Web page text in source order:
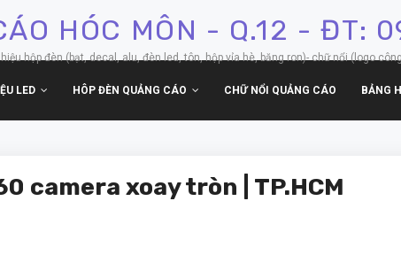
HÓC MÔN - Q.12 - ĐT:
hộp đèn (bạt, decal, alu, đèn led, tôn, hộp vỉa hè, băng ron)- chữ nổi (logo
LED HÔP ĐÈN QUẢNG CÁO CHỮ NỔI QUẢNG CÁO BẢNG
camera xoay tròn | TP.HCM